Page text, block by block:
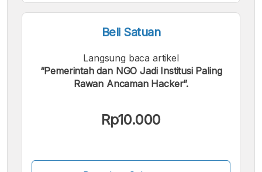
Beli Satuan
Langsung baca artikel
“Pemerintah dan NGO Jadi Institusi Paling
Rawan Ancaman Hacker”.
Rp10.000
Kami menerima pembayaran berikut: